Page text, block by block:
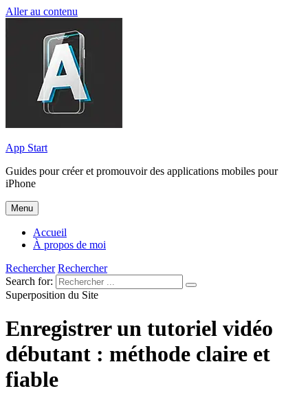
Aller au contenu
App Start
Guides pour créer et promouvoir des applications mobiles pour
iPhone
Menu
Accueil
À propos de moi
Rechercher Rechercher
Search for:
Superposition du Site
Enregistrer un tutoriel vidéo
débutant : méthode claire et
fiable